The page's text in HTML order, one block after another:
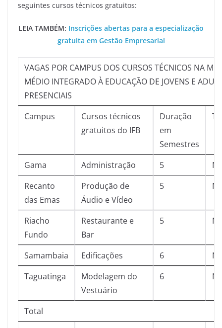
seguintes cursos técnicos gratuitos:
LEIA TAMBÉM: Inscrições abertas para a especialização
gratuita em Gestão Empresarial
VAGAS POR CAMPUS DOS CURSOS TÉCNICOS NA
MÉDIO INTEGRADO À EDUCAÇÃO DE JOVENS E
PRESENCIAIS
Campus
Cursos técnicos
gratuitos do IFB
Duração
em
Semestres
Gama Administração 5
Recanto
das Emas
Produção de
Áudio e Vídeo
5
Riacho
Fundo
Restaurante e
Bar
5
Samambaia Edificações 6
Taguatinga
Modelagem do
Vestuário
6
Total